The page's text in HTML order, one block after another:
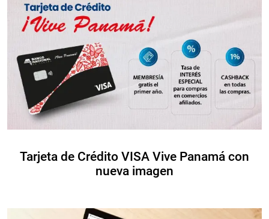
Tarjeta de Crédito VISA Vive Panamá con
nueva imagen